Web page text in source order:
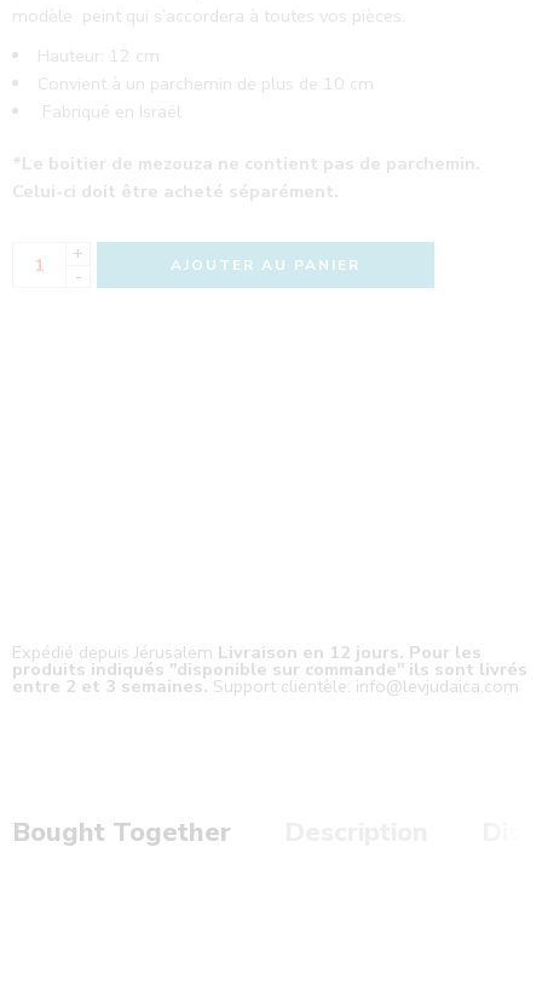
modèle peint qui s’accordera à toutes vos pièces.
Hauteur: 12 cm
Convient à un parchemin de plus de 10 cm
Fabriqué en Israël
*Le boitier de mezouza ne contient pas de parchemin.
Celui-ci doit être acheté séparément.
+
-
AJOUTER AU PANIER
Expédié depuis Jérusalem Livraison en 12 jours. Pour les
produits indiqués "disponible sur commande" ils sont livrés
entre 2 et 3 semaines. Support clientèle: info@levjudaica.com
Bought Together